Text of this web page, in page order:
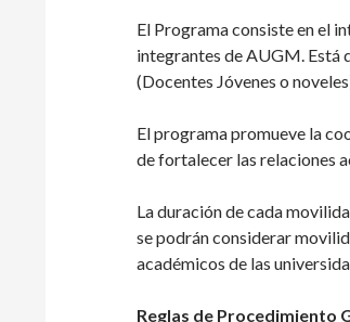
El Programa consiste en el
integrantes de AUGM. Está
(Docentes Jóvenes o
El programa promueve la
de fortalecer las relaciones
La duración de cada
se podrán considerar
académicos de las
Reglas de Procedimiento